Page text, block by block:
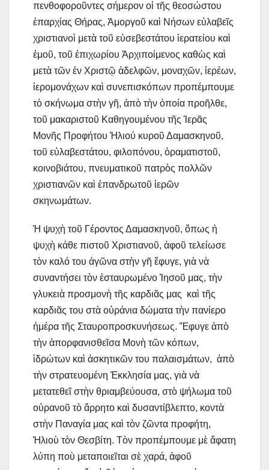
πενθοφοροῦντες σήμερον οἱ τῆς θεοσώστου
ἐπαρχίας Θήρας, Ἀμοργοῦ καὶ Νήσων εὐλαβεῖς
χριστιανοὶ μετὰ τοῦ εὐσεβεστάτου ἱερατείου καὶ
ἐμοῦ, τοῦ ἐπιχωρίου Ἀρχιποίμενος καθὼς καὶ
μετὰ τῶν ἐν Χριστῷ ἀδελφῶν, μοναχῶν, ἱερέων,
ἱερομονάχων καὶ συνεπισκόπων προπέμπουμε
τὸ σκήνωμα στὴν γῆ, ἀπὸ τὴν ὁποία προῆλθε,
τοῦ μακαριστοῦ Καθηγουμένου τῆς Ἱερᾶς
Μονῆς Προφήτου Ἠλιού κυροῦ Δαμασκηνοῦ,
τοῦ εὐλαβεστάτου, φιλοπόνου, ὁραματιστοῦ,
κοινοβιάτου, πνευματικοῦ πατρὸς πολλῶν
χριστιανῶν καὶ ἐπανδρωτοῦ ἱερῶν
σκηνωμάτων.
Ἡ ψυχὴ τοῦ Γέροντος Δαμασκηνοῦ, ὅπως ἡ
ψυχὴ κάθε πιστοῦ Χριστιανοῦ, ἀφοῦ τελείωσε
τὸν καλό του ἀγῶνα στὴν γῆ ἔφυγε, γιὰ νὰ
συναντήσει τὸν ἐσταυρωμένο Ἰησοῦ μας, τὴν
γλυκειὰ προσμονὴ τῆς καρδιᾶς μας καὶ τῆς
καρδιᾶς του στὰ οὐράνια δώματα τὴν πανίερο
ἡμέρα τῆς Σταυροπροσκυνήσεως. Ἔφυγε ἀπὸ
τὴν ἀπορφανισθεῖσα Μονὴ τῶν κόπων,
ἱδρώτων καὶ ἀσκητικῶν του παλαισμάτων, ἀπὸ
τὴν στρατευομένη Ἐκκλησία μας, γιὰ νὰ
μετατεθεῖ στὴν θριαμβεύουσα, στὸ ψήλωμα τοῦ
οὐρανοῦ τὸ ἄρρητο καὶ δυσαντίβλεπτο, κοντὰ
στὴν Παναγία μας καὶ τὸν ζῶντα προφήτη,
Ἠλιοὺ τὸν Θεσβίτη. Τὸν προπέμπουμε μὲ ἄφατη
λύπη ποὺ μεταποιεῖται σὲ χαρά, ἀφοῦ